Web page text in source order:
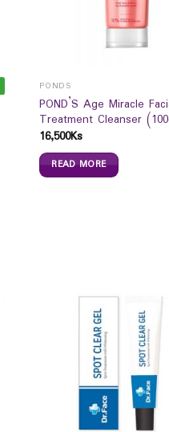
PONDS
POND’S Age Miracle
Treatment Cleanser
16,500Ks
READ MORE